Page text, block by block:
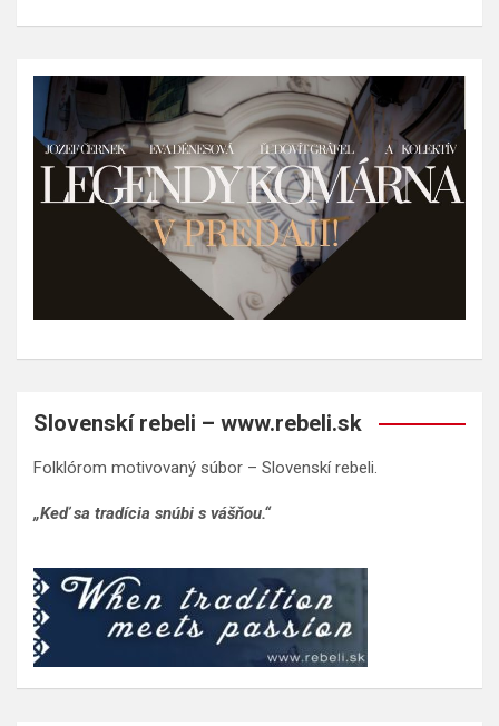
Slovenskí rebeli – www.rebeli.sk
Folklórom motivovaný súbor – Slovenskí rebeli.
„Keď sa tradícia snúbi s vášňou.“